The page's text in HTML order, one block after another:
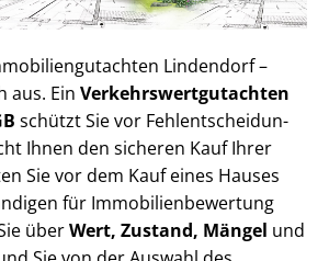
Lindendorf –
aus. Ein Ver­kehrs­wert­gut­ach­ten
schützt Sie vor Fehl­ent­schei­dun­
Ihnen den sicheren Kauf Ihrer
Sie vor dem Kauf eines Hauses
für Im­mo­bi­li­en­be­wer­tung
überWert, Zustand, Mängel und